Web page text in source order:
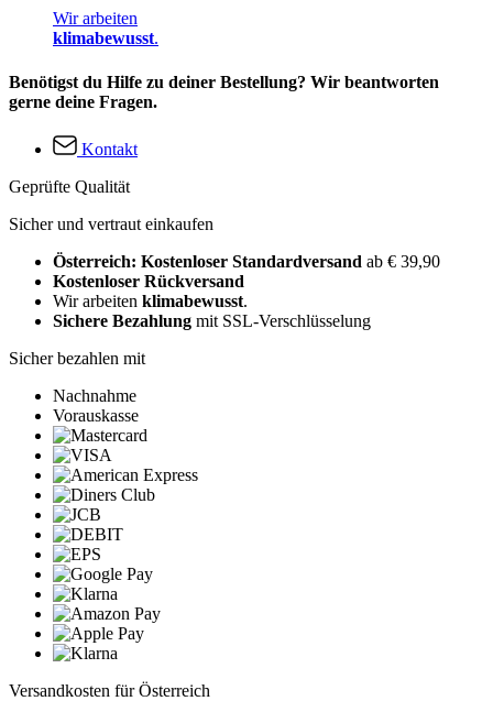
Wir arbeiten
klimabewusst.
Benötigst du Hilfe zu deiner Bestellung? Wir beantworten
gerne deine Fragen.
Kontakt
Geprüfte Qualität
Sicher und vertraut einkaufen
Österreich: Kostenloser Standardversand ab € 39,90
Kostenloser Rückversand
Wir arbeiten klimabewusst.
Sichere Bezahlung mit SSL-Verschlüsselung
Sicher bezahlen mit
Nachnahme
Vorauskasse
Versandkosten für Österreich